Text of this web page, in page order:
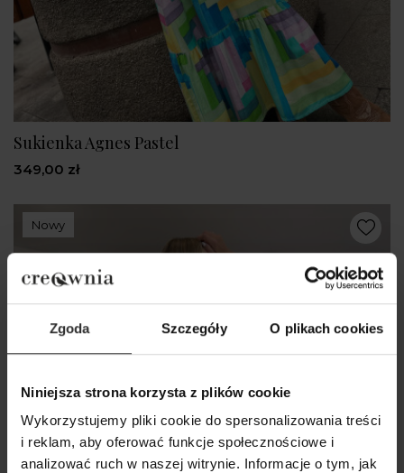
Zgoda Szczegóły O plikach cookies
Niniejsza strona korzysta z plików cookie
Wykorzystujemy pliki cookie do spersonalizowania treści
i reklam, aby oferować funkcje społecznościowe i
analizować ruch w naszej witrynie. Informacje o tym, jak
Sukienka Agnes Pastel
349,00 zł
Nowy